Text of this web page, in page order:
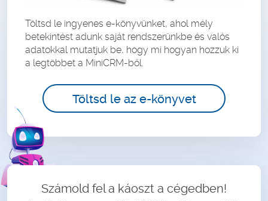
Töltsd le ingyenes e-könyvünket, ahol mély
betekintést adunk saját rendszerünkbe és valós
adatokkal mutatjuk be, hogy mi hogyan hozzuk ki
a legtöbbet a MiniCRM-ből.
Töltsd le az e-könyvet
Számold fel a káoszt a cégedben!